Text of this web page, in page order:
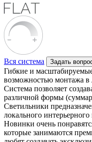
Вся система Задать
Гибкие и
возможностью монтажа
Система позволяет
различной формы
Светильники
локального
Новинки очень
которые занимаются